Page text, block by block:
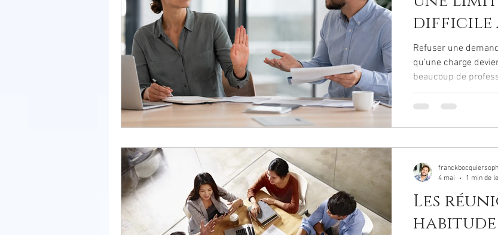
difficile
Refuser une
qu’une charge
beaucoup de
Les
4 mai
1 min de